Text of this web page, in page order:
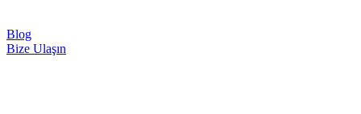
Blog
Bize Ulaşın